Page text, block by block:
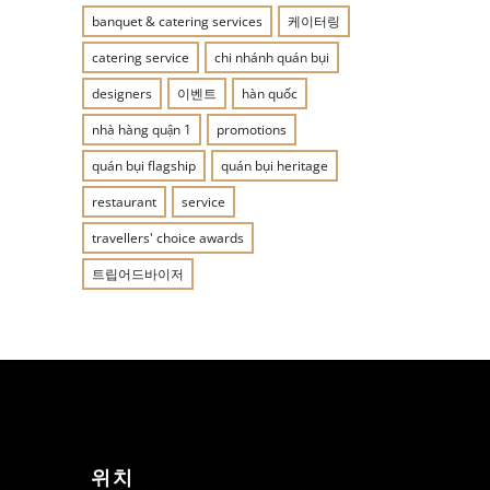
banquet & catering services
케이터링
catering service
chi nhánh quán bụi
designers
이벤트
hàn quốc
nhà hàng quận 1
promotions
quán bụi flagship
quán bụi heritage
restaurant
service
travellers' choice awards
트립어드바이저
위치